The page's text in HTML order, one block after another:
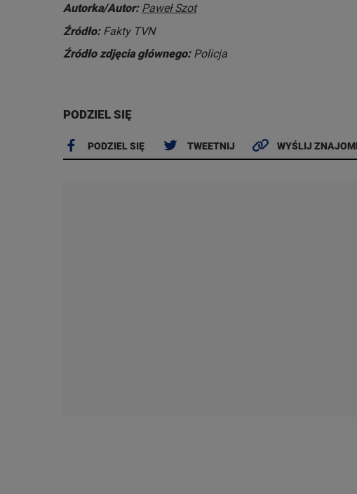
Autorka/Autor: Paweł Szot
Źródło: Fakty TVN
Źródło zdjęcia głównego: Policja
PODZIEL SIĘ
PODZIEL SIĘ TWEETNIJ WYŚLIJ